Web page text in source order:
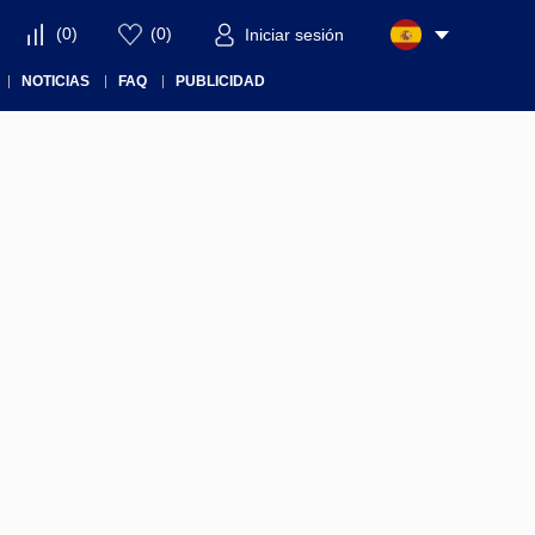
(0) (0) Iniciar sesión
NOTICIAS FAQ PUBLICIDAD